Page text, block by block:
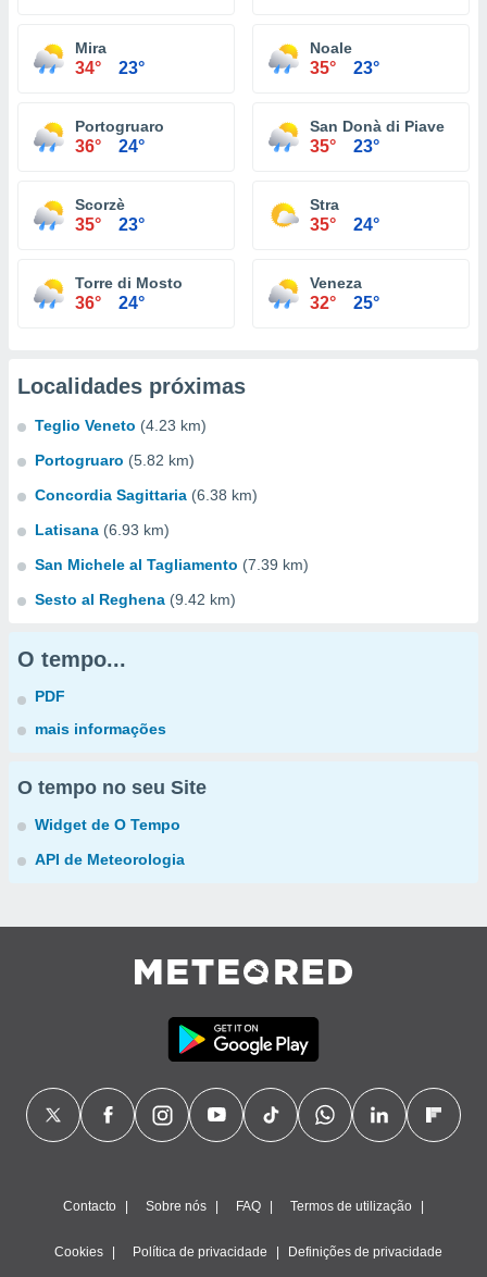
Mira
34° 23°
Noale
35° 23°
Portogruaro
36° 24°
San Donà di Piave
35° 23°
Scorzè
35° 23°
Stra
35° 24°
Torre di Mosto
36° 24°
Veneza
32° 25°
Localidades próximas
Teglio Veneto (4.23 km)
Portogruaro (5.82 km)
Concordia Sagittaria (6.38 km)
Latisana (6.93 km)
San Michele al Tagliamento (7.39 km)
Sesto al Reghena (9.42 km)
O tempo...
PDF
mais informações
O tempo no seu Site
Widget de O Tempo
API de Meteorologia
Contacto Sobre nós FAQ Termos de utilização
Cookies Política de privacidade Definições de privacidade